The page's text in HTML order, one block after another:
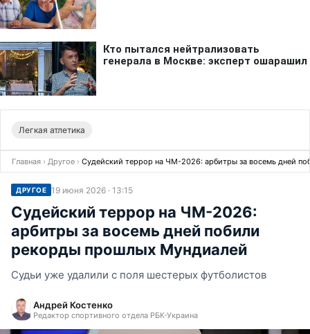
Легкая атлетика
Главная › Другое › Судейский террор на ЧМ-2026: арбитры за восемь дней
ДРУГОЕ 19 июня 2026 · 13:15
Судейский террор на ЧМ-2026:
арбитры за восемь дней побили
рекорды прошлых Мундиалей
Судьи уже удалили с поля шестерых футболистов
Андрей Костенко
Редактор спортивного отдела РБК-Украина